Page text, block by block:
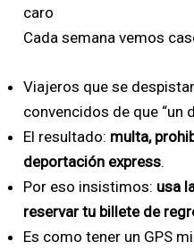
caro
Cada semana vemos
Viajeros que se
convencidos de que “un
El resultado: multa,
deportación express.
Por eso insistimos: usa
reservar tu billete de
Es como tener un GPS